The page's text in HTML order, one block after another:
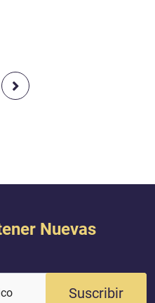
Nuevas
Suscribir